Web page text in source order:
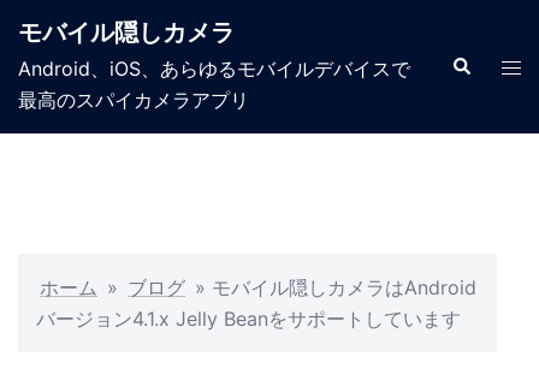
モバイル隠しカメラ
Android、iOS、あらゆるモバイルデバイスで
最高のスパイカメラアプリ
ホーム » ブログ » モバイル隠しカメラはAndroid
バージョン4.1.x Jelly Beanをサポートしています